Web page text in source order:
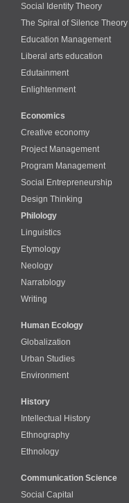
Social Identity Theory
The Spiral of Silence Theory
Education Management
Liberal arts education
Edutainment
Enlightenment
Economics
Creative economy
Project Management
Program Management
Social Entrepreneurship
Design Thinking
Philology
Linguistics
Etymology
Neology
Narratology
Writing
Human Ecology
Globalization
Urban Studies
Environment
History
Intellectual History
Ethnography
Ethnology
Communication Science
Social Capital